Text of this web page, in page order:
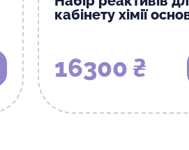
кабінету хімії
16300 ₴